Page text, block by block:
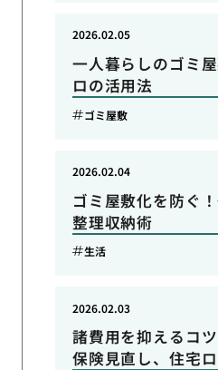
一人暮らしのゴミ
ロの活用法
2026.02.05
ゴミ屋敷
ゴミ屋敷化を防ぐ
整理収納術
2026.02.04
生活
諸費用を抑えるコツ
保険見直し、住宅
2026.02.03